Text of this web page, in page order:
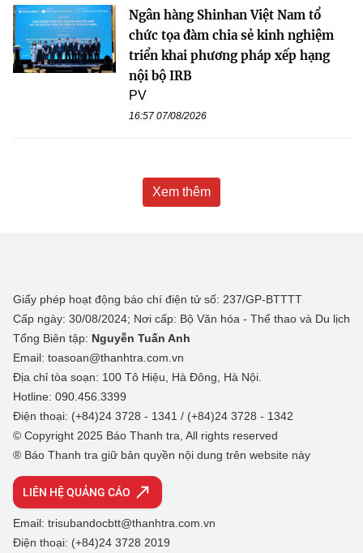
Ngân hàng Shinhan Việt Nam tổ
chức tọa đàm chia sẻ kinh nghiệm
triển khai phương pháp xếp hạng
nội bộ IRB
PV
16:57 07/08/2026
Xem thêm
Giấy phép hoạt động báo chí điện tử số: 237/GP-BTTTT
Cấp ngày: 30/08/2024; Nơi cấp: Bộ Văn hóa - Thể thao và Du lịch
Tổng Biên tập: Nguyễn Tuấn Anh
Email: toasoan@thanhtra.com.vn
Địa chỉ tòa soạn: 100 Tô Hiệu, Hà Đông, Hà Nội.
Hotline: 090.456.3399
Điện thoại: (+84)24 3728 - 1341 / (+84)24 3728 - 1342
© Copyright 2025 Báo Thanh tra, All rights reserved
® Báo Thanh tra giữ bản quyền nội dung trên website này
LIÊN HỆ QUẢNG CÁO
Email: trisubandocbtt@thanhtra.com.vn
Điện thoại: (+84)24 3728 2019